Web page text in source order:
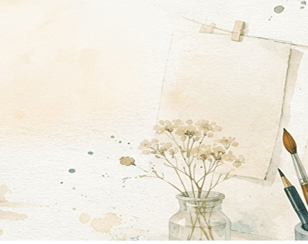
Exporter uniquement les colonnes affichées
Stages passés en images!
La vague à l'Aquarelle des 10 et 11 janvier 2026
Stages enfants terminés en images!
Inscription Stage Enfant
Stages Adultes et ou Ados
Inscription Stage Adulte
Stage Famille
Inscription Stage Famille